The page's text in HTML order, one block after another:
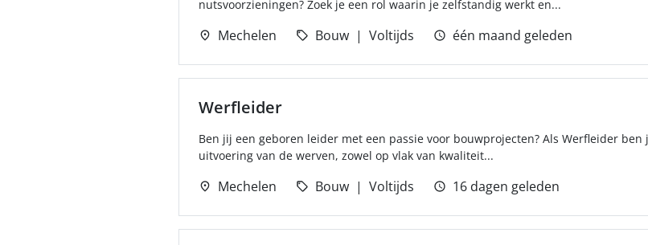
nutsvoorzieningen? Zoek je een rol waarin je zelfstandig werkt en...
Mechelen Bouw Voltijds één maand geleden
Werfleider
Ben jij een geboren leider met een passie voor bouwprojecten? Als Werfleider
uitvoering van de werven, zowel op vlak van kwaliteit...
Mechelen Bouw Voltijds 16 dagen geleden